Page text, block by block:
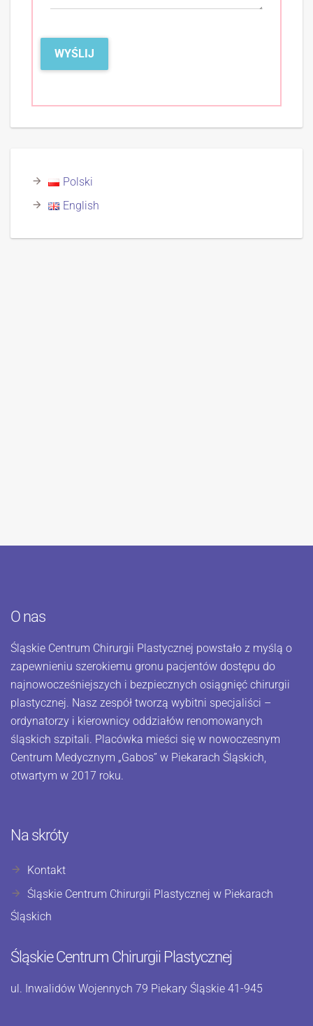
Polski
English
O nas
Śląskie Centrum Chirurgii Plastycznej powstało z myślą o
zapewnieniu szerokiemu gronu pacjentów dostępu do
najnowocześniejszych i bezpiecznych osiągnięć chirurgii
plastycznej. Nasz zespół tworzą wybitni specjaliści –
ordynatorzy i kierownicy oddziałów renomowanych
śląskich szpitali. Placówka mieści się w nowoczesnym
Centrum Medycznym „Gabos” w Piekarach Śląskich,
otwartym w 2017 roku.
Na skróty
Kontakt
Śląskie Centrum Chirurgii Plastycznej w Piekarach
Śląskich
Śląskie Centrum Chirurgii Plastycznej
ul. Inwalidów Wojennych 79 Piekary Śląskie 41-945